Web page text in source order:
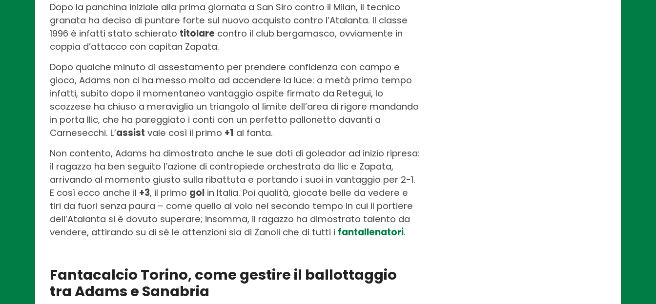
Dopo la panchina iniziale alla prima giornata a San Siro contro il Milan, il tecnico
granata ha deciso di puntare forte sul nuovo acquisto contro l’Atalanta. Il classe
1996 è infatti stato schierato titolare contro il club bergamasco, ovviamente in
coppia d’attacco con capitan Zapata.
Dopo qualche minuto di assestamento per prendere confidenza con campo e
gioco, Adams non ci ha messo molto ad accendere la luce: a metà primo tempo
infatti, subito dopo il momentaneo vantaggio ospite firmato da Retegui, lo
scozzese ha chiuso a meraviglia un triangolo al limite dell’area di rigore mandando
in porta Ilic, che ha pareggiato i conti con un perfetto pallonetto davanti a
Carnesecchi. L’assist vale così il primo +1 al fanta.
Non contento, Adams ha dimostrato anche le sue doti di goleador ad inizio ripresa:
il ragazzo ha ben seguito l’azione di contropiede orchestrata da Ilic e Zapata,
arrivando al momento giusto sulla ribattuta e portando i suoi in vantaggio per 2-1.
E così ecco anche il +3, il primo gol in Italia. Poi qualità, giocate belle da vedere e
tiri da fuori senza paura – come quello al volo nel secondo tempo in cui il portiere
dell’Atalanta si è dovuto superare; insomma, il ragazzo ha dimostrato talento da
vendere, attirando su di sé le attenzioni sia di Zanoli che di tutti i fantallenatori.
Fantacalcio Torino, come gestire il ballottaggio
tra Adams e Sanabria